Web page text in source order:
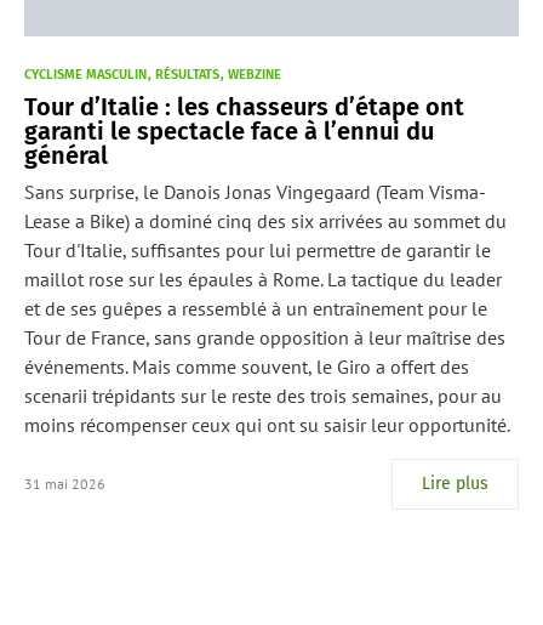
CYCLISME MASCULIN RÉSULTATS WEBZINE
Tour d’Italie : les chasseurs d’étape ont
garanti le spectacle face à l’ennui du
général
Sans surprise, le Danois Jonas Vingegaard (Team Visma-
Lease a Bike) a dominé cinq des six arrivées au sommet du
Tour d'Italie, suffisantes pour lui permettre de garantir le
maillot rose sur les épaules à Rome. La tactique du leader
et de ses guêpes a ressemblé à un entraînement pour le
Tour de France, sans grande opposition à leur maîtrise des
événements. Mais comme souvent, le Giro a offert des
scenarii trépidants sur le reste des trois semaines, pour au
moins récompenser ceux qui ont su saisir leur opportunité.
31 mai 2026 Lire plus